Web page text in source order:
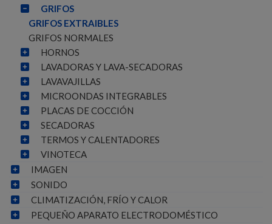
GRIFOS
GRIFOS EXTRAIBLES
GRIFOS NORMALES
HORNOS
LAVADORAS Y LAVA-SECADORAS
LAVAVAJILLAS
MICROONDAS INTEGRABLES
PLACAS DE COCCIÓN
SECADORAS
TERMOS Y CALENTADORES
VINOTECA
IMAGEN
SONIDO
CLIMATIZACIÓN, FRÍO Y CALOR
PEQUEÑO APARATO ELECTRODOMÉSTICO